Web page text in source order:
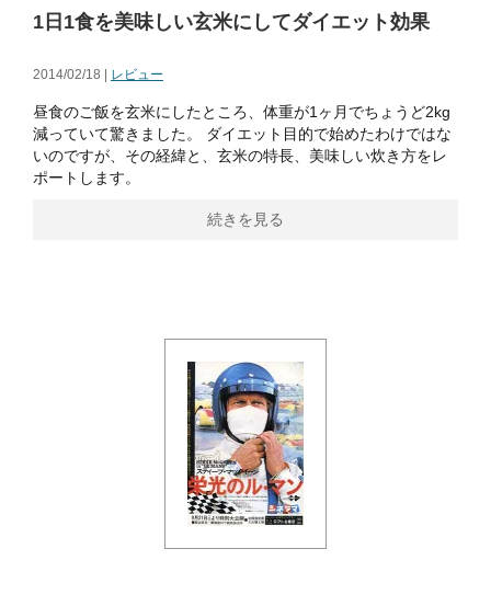
1日1食を美味しい玄米にしてダイエット効果
2014/02/18 | レビュー
昼食のご飯を玄米にしたところ、体重が1ヶ月でちょうど2kg
減っていて驚きました。 ダイエット目的で始めたわけではな
いのですが、その経緯と、玄米の特長、美味しい炊き方をレ
ポートします。
続きを見る